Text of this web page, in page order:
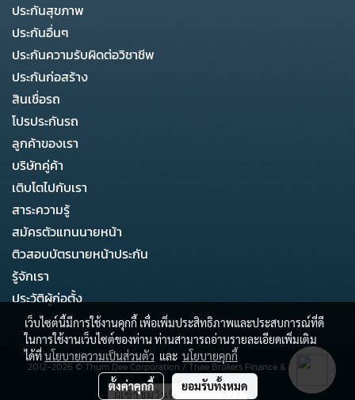
ประกันสุขภาพ
ประกันอื่นๆ
ประกันความรับผิดต่อวิชาชีพ
ประกันก่อสร้าง
สินเชื่อรถ
โปรประกันรถ
ลูกค้าของเรา
บริษัทคู่ค้า
เติบโตไปกับเรา
สาระความรู้
สมัครตัวแทนนายหน้า
ติวสอบบัตรนายหน้าประกัน
รู้จักเรา
ประวัติผู้ก่อตั้ง
2012-2026 ©Thum Dee Corporation / Thee Brokers Finance & Business
ผู้เข้าชมวันนี้ 877
เว็บไซต์นี้มีการใช้งานคุกกี้ เพื่อเพิ่มประสิทธิภาพและประสบการณ์ที่ดี
ในการใช้งานเว็บไซต์ของท่าน ท่านสามารถอ่านรายละเอียดเพิ่มเติม
ได้ที่นโยบายความเป็นส่วนตัว และ นโยบายคุกกี้
ตั้งค่าคุกกี้ ยอมรับทั้งหมด